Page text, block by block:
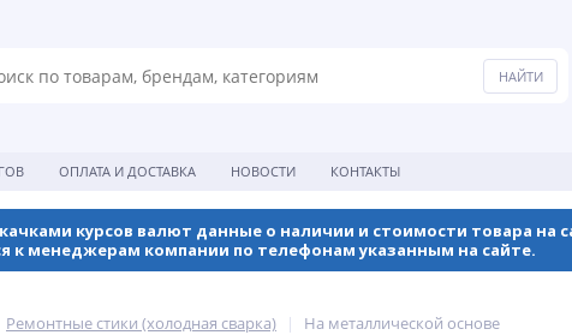
ОПЛАТА И ДОСТАВКА НОВОСТИ КОНТАКТЫ
курсов валют данные о наличии и стоимости товара на
к менеджерам компании по телефонам указанным на сайте.
Ремонтные стики (холодная сварка) На металлической основе